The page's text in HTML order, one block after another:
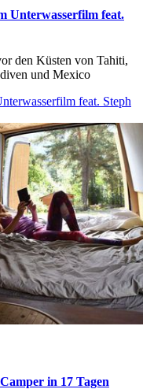
Unterwasserfilm feat.
den Küsten von Tahiti,
und Mexico
feat. Steph
in 17 Tagen